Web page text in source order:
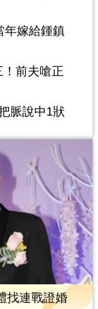
年嫁給鍾鎮
前夫嗆正
脈說中1狀
找連戰證婚